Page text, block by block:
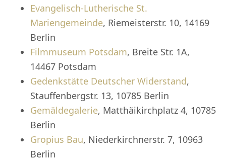
Evangelisch-Lutherische St.
Mariengemeinde, Riemeisterstr. 10, 14169
Berlin
Filmmuseum Potsdam, Breite Str. 1A,
14467 Potsdam
Gedenkstätte Deutscher Widerstand,
Stauffenbergstr. 13, 10785 Berlin
Gemäldegalerie, Matthäikirchplatz 4, 10785
Berlin
Gropius Bau, Niederkirchnerstr. 7, 10963
Berlin